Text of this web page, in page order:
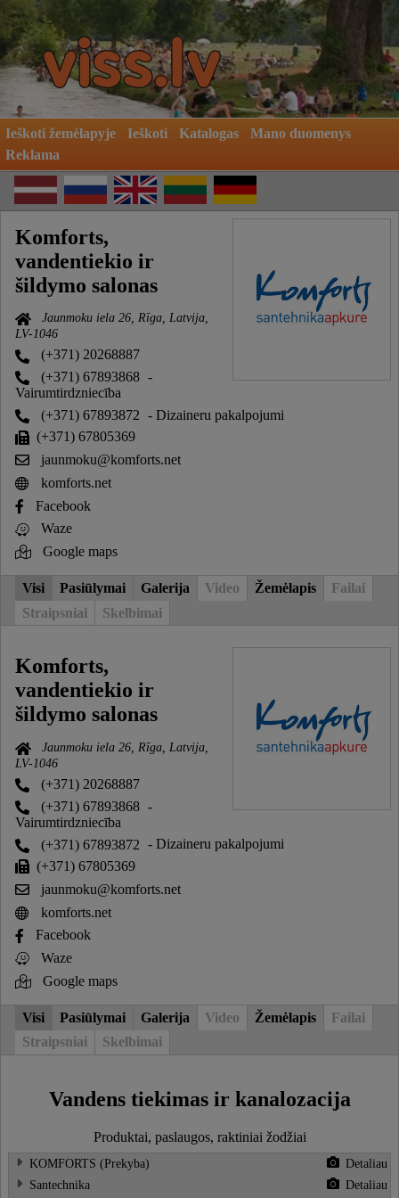
Ieškoti žemėlapyje Ieškoti Katalogas
Mano duomenys
Reklama
Komforts,
vandentiekio ir
šildymo salonas
Jaunmoku iela 26, Rīga, Latvija,
LV-1046
(+371) 20268887
(+371) 67893868 -
Vairumtirdzniecība
(+371) 67893872 - Dizaineru pakalpojumi
(+371) 67805369
jaunmoku@komforts.net
komforts.net
Facebook
Waze
Google maps
Visi Pasiūlymai Galerija Video Žemėlapis
Failai
Straipsniai
Skelbimai
Komforts,
vandentiekio ir
šildymo salonas
Jaunmoku iela 26, Rīga, Latvija,
LV-1046
(+371) 20268887
(+371) 67893868 -
Vairumtirdzniecība
(+371) 67893872 - Dizaineru pakalpojumi
(+371) 67805369
jaunmoku@komforts.net
komforts.net
Facebook
Waze
Google maps
Visi Pasiūlymai Galerija Video Žemėlapis
Failai
Straipsniai
Skelbimai
Vandens tiekimas ir kanalozacija
Produktai, paslaugos, raktiniai žodžiai
KOMFORTS (Prekyba)
Detaliau
Santechnika
Detaliau